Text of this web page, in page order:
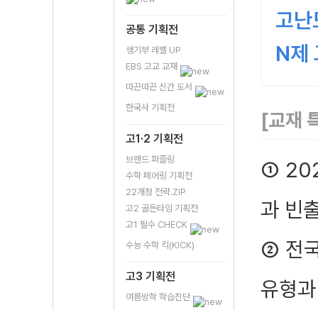
공통 기획전
생기부 레벨 UP
EBS 고교 교재
따끈따끈 신간 도서
한국사 기획전
고1·2 기획전
브랜드 퍼즐링
수학 페어링 기획전
22개정 전략.ZIP
고2 골든타임 기획전
고1 필수 CHECK
수능 수학 킥(KICK)
고3 기획전
여름방학 학습진단
고
N제
[교재
①
과 빈
② 전
유형